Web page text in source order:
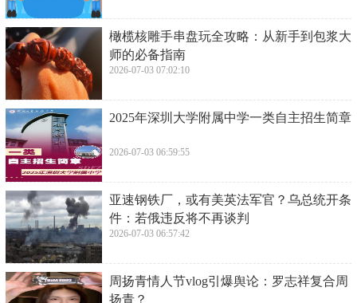
​“考场上浅哭了一下…”，2025高考数学北京
卷比全国卷还难？
​河南政协副主席孙善武：大专毕业14年升正
厅，贪腐910多万判死?
​橄榄核雕手串盘玩全攻略：从新手到包浆大
师的必备指南
​2025年深圳大学附属中学一类自主招生简章